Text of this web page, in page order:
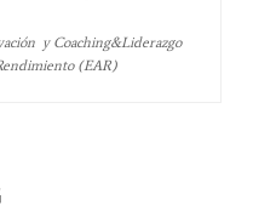
y Coaching&Liderazgo
(EAR)